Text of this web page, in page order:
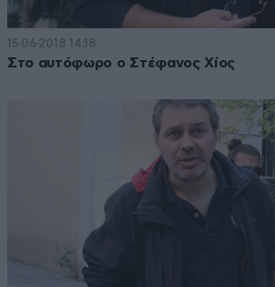
15·06·2018 14:18
Στο αυτόφωρο ο Στέφανος Χίος